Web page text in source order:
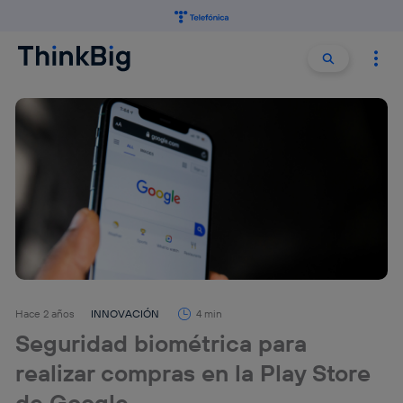
Buscar
Hace 2 años INNOVACIÓN 4 min
Seguridad biométrica para
realizar compras en la Play Store